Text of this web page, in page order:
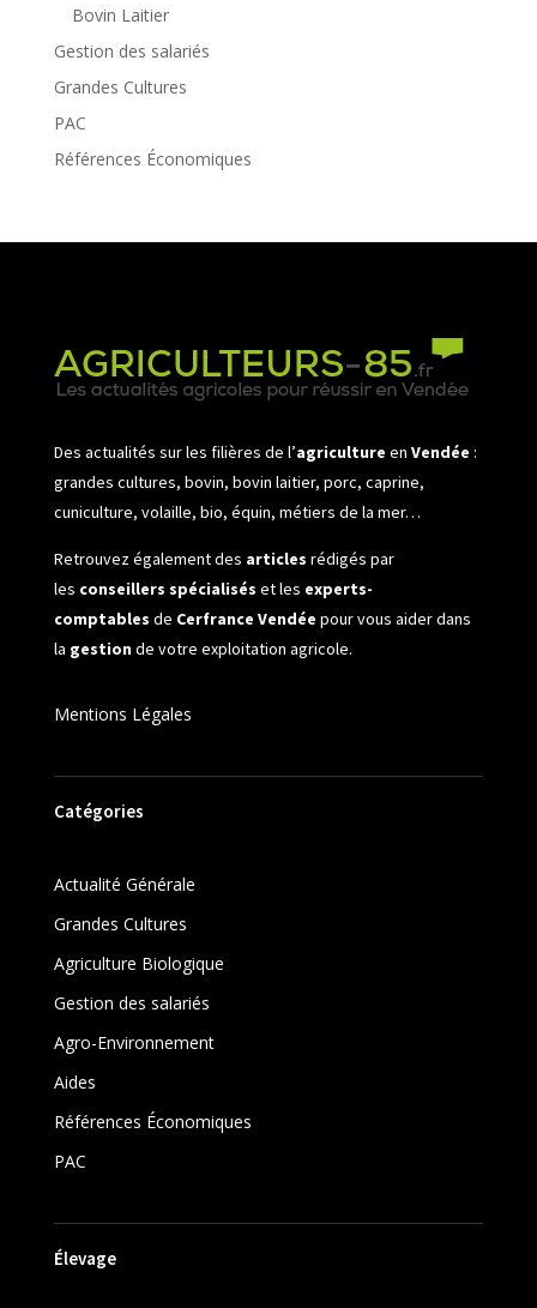
Bovin Laitier
Gestion des salariés
Grandes Cultures
PAC
Références Économiques
Des actualités sur les filières de l’agriculture en Vendée :
grandes cultures, bovin, bovin laitier, porc, caprine,
cuniculture, volaille, bio, équin, métiers de la mer…
Retrouvez également des articles rédigés par
les conseillers spécialisés et les experts-
comptables de Cerfrance Vendée pour vous aider dans
la gestionde votre exploitation agricole.
Mentions Légales
Catégories
Actualité Générale
Grandes Cultures
Agriculture Biologique
Gestion des salariés
Agro-Environnement
Aides
Références Économiques
PAC
Élevage